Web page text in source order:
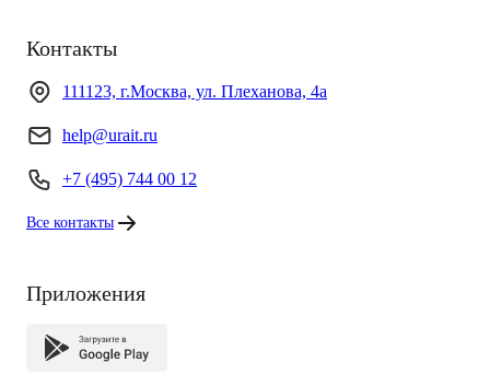
Контакты
111123, г.Москва, ул. Плеханова, 4а
help@urait.ru
+7 (495) 744 00 12
Все контакты
Приложения